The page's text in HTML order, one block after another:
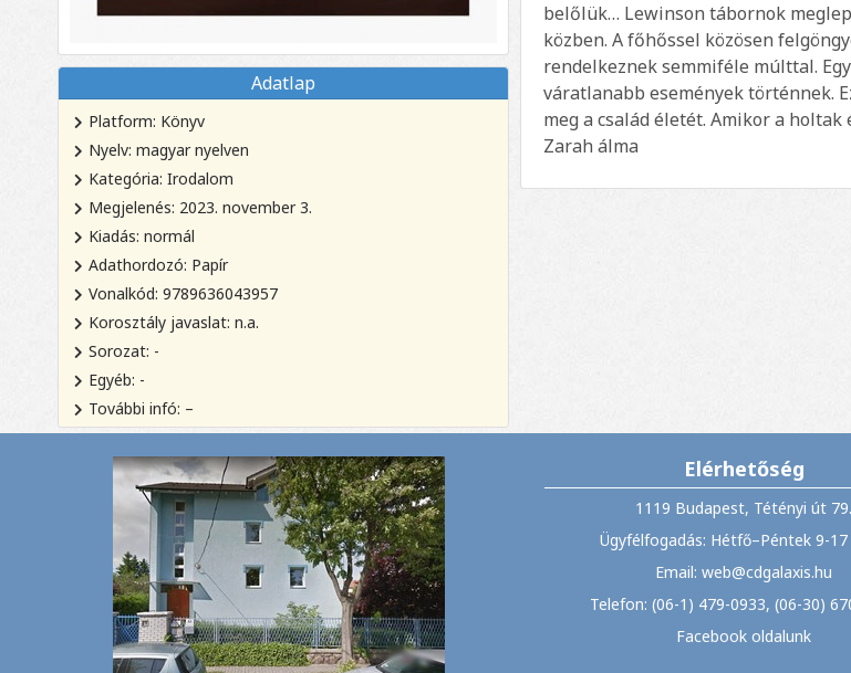
Adatlap
Platform: Könyv
Nyelv: magyar nyelven
Kategória: Irodalom
Megjelenés: 2023. november 3.
Kiadás: normál
Adathordozó: Papír
Vonalkód: 9789636043957
Korosztály javaslat: n.a.
Sorozat: -
Egyéb: -
További infó: –
belőlük… Lewinson tábornok
közben. A főhőssel közösen
rendelkeznek semmiféle múlttal.
váratlanabb események történnek.
meg a család életét. Amikor a
Zarah álma
Elérhetőség
1119 Budapest, Tétényi út 79.
Ügyfélfogadás: Hétfő–Péntek 9-
Email: web@cdgalaxis.hu
Telefon: (06-1) 479-0933, (06-30)
Facebook oldalunk